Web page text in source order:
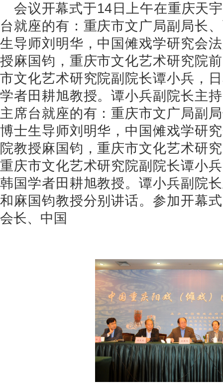
会议开幕式于14日上午在重庆天
台就座的有：重庆市文广局副局长
生导师刘明华，中国傩戏学研究会
授麻国钧，重庆市文化艺术研究院
市文化艺术研究院副院长谭小兵，
学者田耕旭教授。谭小兵副院长主
主席台就座的有：重庆市文广局副
博士生导师刘明华，中国傩戏学研
院教授麻国钧，重庆市文化艺术研
重庆市文化艺术研究院副院长谭小
韩国学者田耕旭教授。谭小兵副院
和麻国钧教授分别讲话。参加开幕
会长、中国